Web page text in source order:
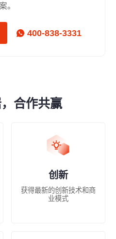
案。
400-838-3331
合作共赢
创新
获得最新的创新技术和商
业模式